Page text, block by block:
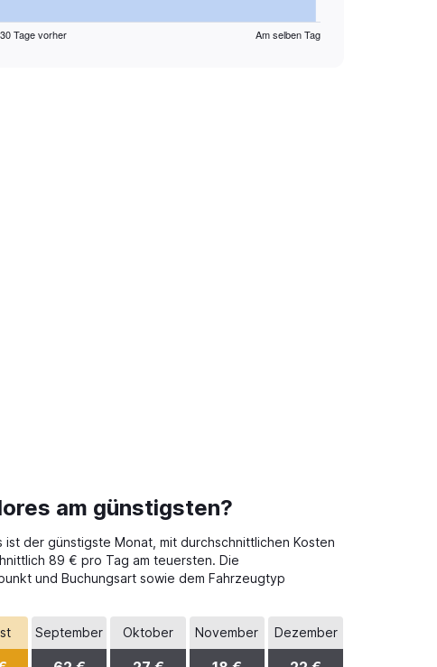
30 Tage vorher Am selben Tag
am günstigsten?
der günstigste Monat, mit durchschnittlichen Kosten
89 € pro Tag am teuersten. Die
und Buchungsart sowie dem Fahrzeugtyp
September Oktober November Dezember